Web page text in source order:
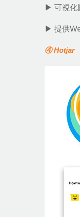
▶ 可視化
▶ 提供
④ Hotjar